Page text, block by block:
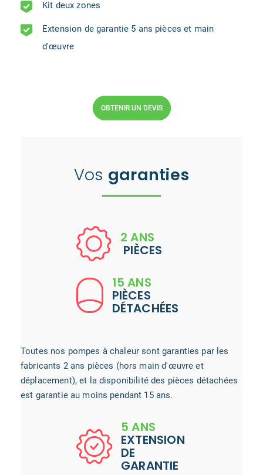
Kit deux zones
Extension de garantie 5 ans pièces et main
d'œuvre
OBTENIR UN DEVIS
Vos garanties
2 ANS
PIÈCES
15 ANS
PIÈCES
DÉTACHÉES
Toutes nos pompes à chaleur sont garanties par les
fabricants 2 ans pièces (hors main d'œuvre et
déplacement), et la disponibilité des pièces détachées
est garantie au moins pendant 15 ans.
5 ANS
EXTENSION
DE
GARANTIE